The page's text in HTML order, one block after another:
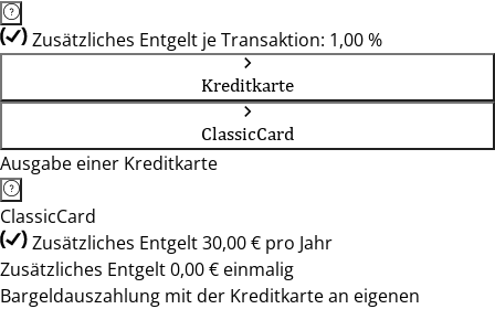
Zusätzliches Entgelt je Transaktion: 1,00 %
Kreditkarte
ClassicCard
Ausgabe einer Kreditkarte
ClassicCard
Zusätzliches Entgelt 30,00 € pro Jahr
Zusätzliches Entgelt 0,00 € einmalig
Bargeldauszahlung mit der Kreditkarte an eigenen